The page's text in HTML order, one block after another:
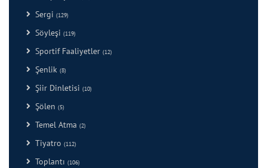
Sergi (129)
Söyleşi (119)
Sportif Faaliyetler (12)
Şenlik (8)
Şiir Dinletisi (10)
Şölen (5)
Temel Atma (2)
Tiyatro (112)
Toplantı (106)